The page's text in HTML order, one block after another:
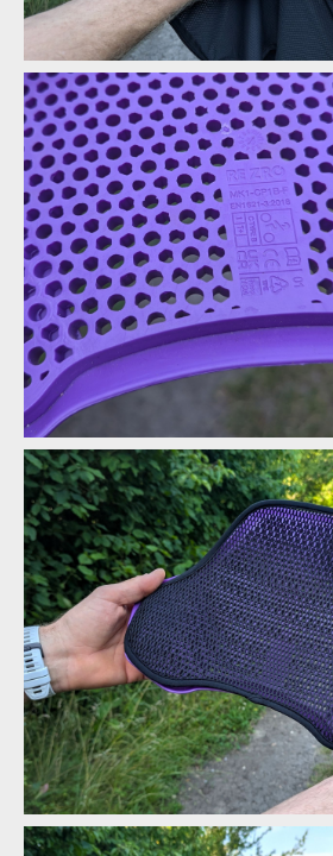
Biodegradabilní chráničová vesta G-Form
Back Shirt
Biodegradabilní chráničová vesta G-Form
Back Shirt
Biodegradabilní chráničová vesta G-
Back Shirt
Biodegradabilní chráničová vesta G-Form
Back Shirt
Biodegradabilní chráničová vesta G-Form
Back Shirt
Biodegradabilní chráničová vesta G-Form
Back Shirt
Biodegradabilní chráničová vesta G-Form
Back Shirt
Biodegradabilní chráničová vesta G-Form
Back Shirt
Biodegradabilní chráničová vesta G-Form
Back Shirt
Biodegradabilní chráničová vesta G-Form
Back Shirt
Biodegradabilní chráničová vesta G-Form
Back Shirt
Biodegradabilní chráničová vesta G-Form